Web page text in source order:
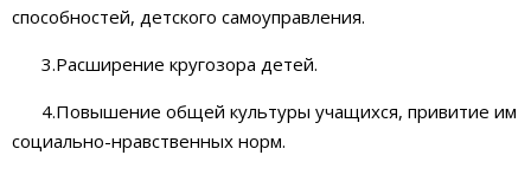
способностей, детского самоуправления.
3.Расширение кругозора детей.
4.Повышение общей культуры учащихся, привитие им
социально-нравственных норм.